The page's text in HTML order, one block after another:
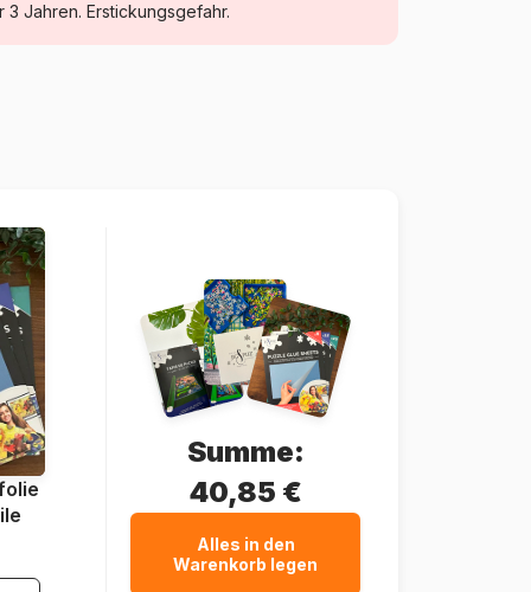
Puzzle für Erwachsene (500 bis 48000
Jahren. Erstickungsgefahr.
Summe:
40,85 €
Alles in den
Warenkorb legen